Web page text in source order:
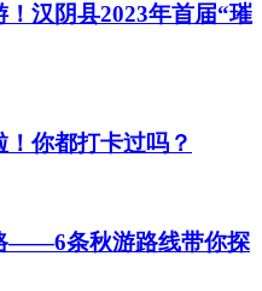
汉阴县2023年首届“璀
你都打卡过吗？
——6条秋游路线带你探